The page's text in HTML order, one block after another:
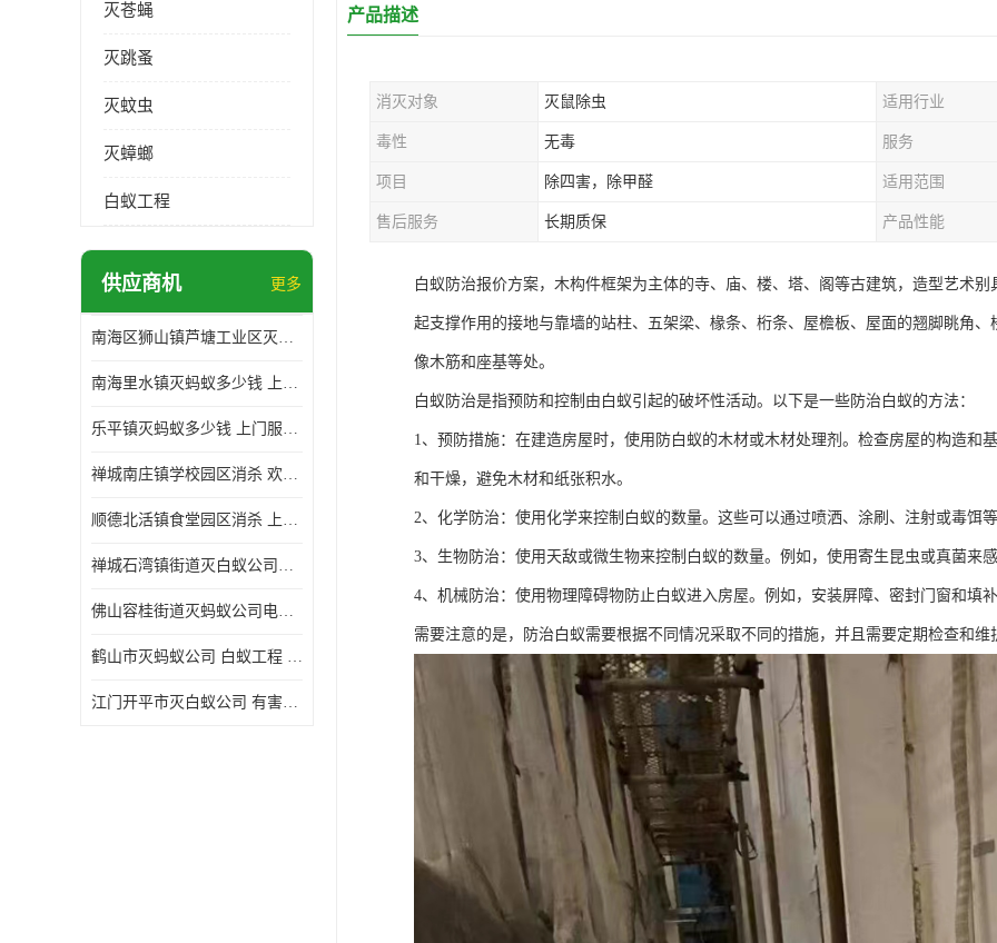
灭苍蝇
灭跳蚤
灭蚊虫
灭蟑螂
白蚁工程
供应商机 更多
南海区狮山镇芦塘工业区灭白蚁多少钱 上门服务 确定方案
南海里水镇灭蚂蚁多少钱 上门服务 确定方案
乐平镇灭蚂蚁多少钱 上门服务 确定方案
禅城南庄镇学校园区消杀 欢迎电话咨询 价格优惠
顺德北活镇食堂园区消杀 上门服务 确定方案
禅城石湾镇街道灭白蚁公司电话 病媒生物防治 上门服务 确定方案
佛山容桂街道灭蚂蚁公司电话 白蚁防治 上门服务 确定方案
鹤山市灭蚂蚁公司 白蚁工程 欢迎电话咨询 价格优惠
江门开平市灭白蚁公司 有害生物防治 上门服务 确定方案
产品描述
消灭对象 灭鼠除虫 适用行业
毒性 无毒 服务
项目 除四害，除甲醛 适用范围
售后服务 长期质保 产品性能
白蚁防治报价方案，木构件框架为主体的寺、庙、楼、塔、阁等古建筑，造型艺术
起支撑作用的接地与靠墙的站柱、五架梁、椽条、桁条、屋檐板、屋面的翘脚眺角
像木筋和座基等处。
白蚁防治是指预防和控制由白蚁引起的破坏性活动。以下是一些防治白蚁的方法：
1、预防措施：在建造房屋时，使用防白蚁的木材或木材处理剂。检查房屋的构造和
和干燥，避免木材和纸张积水。
2、化学防治：使用化学来控制白蚁的数量。这些可以通过喷洒、涂刷、注射或毒饵
3、生物防治：使用天敌或微生物来控制白蚁的数量。例如，使用寄生昆虫或真菌来
4、机械防治：使用物理障碍物防止白蚁进入房屋。例如，安装屏障、密封门窗和填
需要注意的是，防治白蚁需要根据不同情况采取不同的措施，并且需要定期检查和维